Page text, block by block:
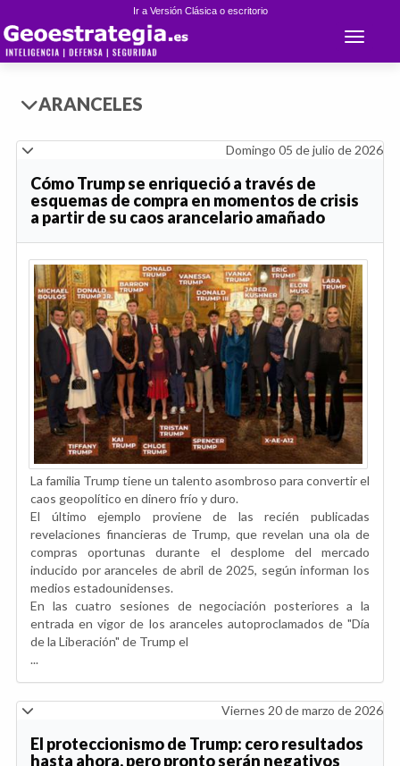
Ir a Versión Clásica o escritorio
Toggle
ARANCELES
Domingo 05 de julio de 2026
Cómo Trump se enriqueció a través de
esquemas de compra en momentos de crisis
a partir de su caos arancelario amañado
La familia Trump tiene un talento asombroso para convertir el
caos geopolítico en dinero frío y duro.
El último ejemplo proviene de las recién publicadas
revelaciones financieras de Trump, que revelan una ola de
compras oportunas durante el desplome del mercado
inducido por aranceles de abril de 2025, según informan los
medios estadounidenses.
En las cuatro sesiones de negociación posteriores a la
entrada en vigor de los aranceles autoproclamados de "Día
de la Liberación" de Trump el
...
Viernes 20 de marzo de 2026
El proteccionismo de Trump: cero resultados
hasta ahora, pero pronto serán negativos